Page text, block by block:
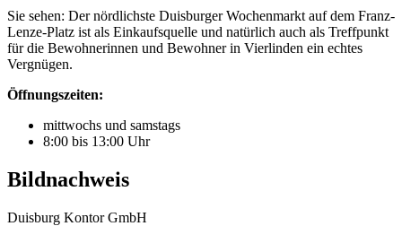
Sie sehen: Der nördlichste Duisburger Wochenmarkt auf dem Franz-
Lenze-Platz ist als Einkaufsquelle und natürlich auch als Treffpunkt
für die Bewohnerinnen und Bewohner in Vierlinden ein echtes
Vergnügen.
Öffnungszeiten:
mittwochs und samstags
8:00 bis 13:00 Uhr
Bildnachweis
Duisburg Kontor GmbH